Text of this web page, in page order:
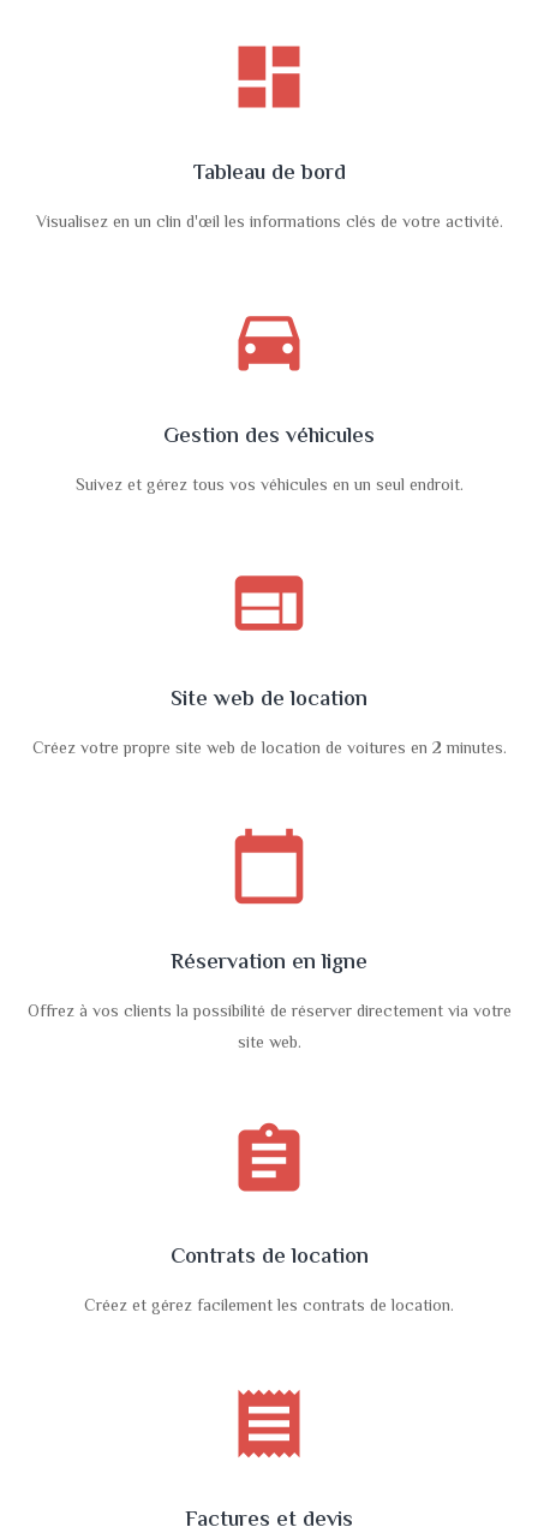
dashboard
Tableau de bord
Visualisez en un clin d'œil les informations clés de votre activité.
directions_car
Gestion des véhicules
Suivez et gérez tous vos véhicules en un seul endroit.
web
Site web de location
Créez votre propre site web de location de voitures en 2 minutes.
calendar_today
Réservation en ligne
Offrez à vos clients la possibilité de réserver directement via votre
site web.
assignment
Contrats de location
Créez et gérez facilement les contrats de location.
receipt
Factures et devis